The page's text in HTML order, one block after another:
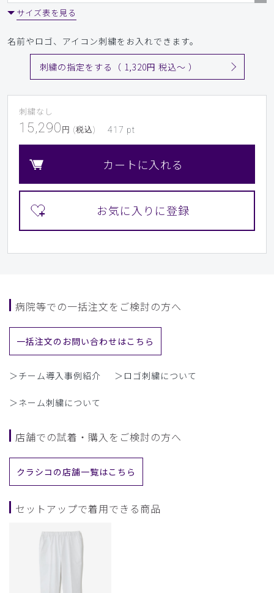
サイズ表を見る
名前やロゴ、アイコン刺繍をお入れできます。
刺繍の指定をする（ 1,320円 税込〜 ）
刺繍なし
15,290 円 (税込) 417 pt
カートに入れる
病院等での一括注文をご検討の方へ
一括注文のお問い合わせはこちら
＞チーム導入事例紹介 ＞ロゴ刺繍について
＞ネーム刺繍について
店舗での試着・購入をご検討の方へ
クラシコの店舗一覧はこちら
セットアップで着用できる商品